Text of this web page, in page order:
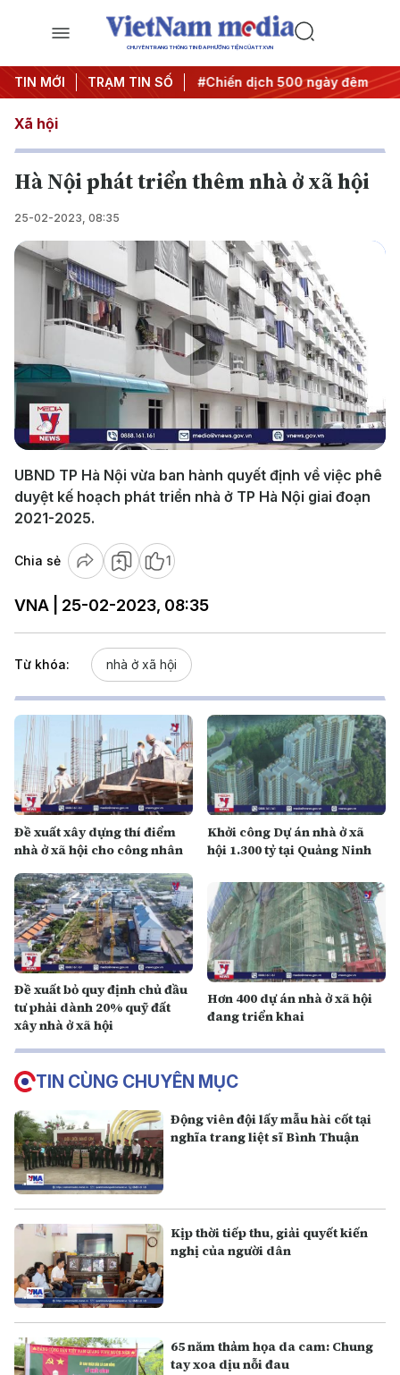
CHUYÊN TRANG THÔNG TIN ĐA PHƯƠNG TIỆN CỦA TTXVN
TIN MỚI TRẠM TIN SỐ
quyết thành hành động #Chiến dịch 500 ngày đêm
Xã hội
Hà Nội phát triển thêm nhà ở xã hội
25-02-2023, 08:35
Play
Video
UBND TP Hà Nội vừa ban hành quyết định về việc phê
duyệt kế hoạch phát triển nhà ở TP Hà Nội giai đoạn
2021-2025.
Chia sẻ 1
VNA | 25-02-2023, 08:35
Từ khóa: nhà ở xã hội
Đề xuất xây dựng thí điểm
nhà ở xã hội cho công nhân
Khởi công Dự án nhà ở xã
hội 1.300 tỷ tại Quảng Ninh
Đề xuất bỏ quy định chủ đầu
tư phải dành 20% quỹ đất
xây nhà ở xã hội
Hơn 400 dự án nhà ở xã hội
đang triển khai
TIN CÙNG CHUYÊN MỤC
Động viên đội lấy mẫu hài cốt tại
nghĩa trang liệt sĩ Bình Thuận
Kịp thời tiếp thu, giải quyết kiến
nghị của người dân
65 năm thảm họa da cam: Chung
tay xoa dịu nỗi đau